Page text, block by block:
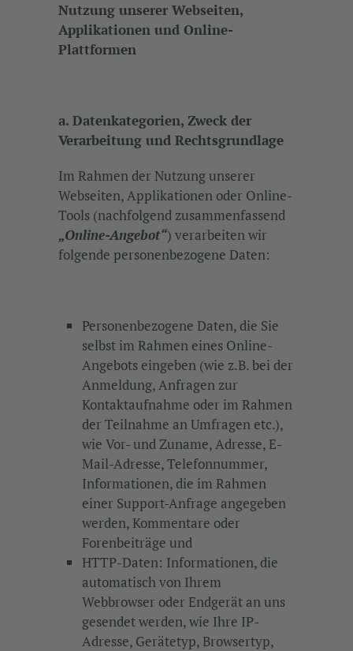
Nutzung unserer Webseiten,
Applikationen und Online-
Plattformen
a. Datenkategorien, Zweck der
Verarbeitung und Rechtsgrundlage
Im Rahmen der Nutzung unserer
Webseiten, Applikationen oder Online-
Tools (nachfolgend zusammenfassend
„Online-Angebot“) verarbeiten wir
folgende personenbezogene Daten:
Personenbezogene Daten, die Sie
selbst im Rahmen eines Online-
Angebots eingeben (wie z.B. bei der
Anmeldung, Anfragen zur
Kontaktaufnahme oder im Rahmen
der Teilnahme an Umfragen etc.),
wie Vor- und Zuname, Adresse, E-
Mail-Adresse, Telefonnummer,
Informationen, die im Rahmen
einer Support-Anfrage angegeben
werden, Kommentare oder
Forenbeiträge und
HTTP-Daten: Informationen, die
automatisch von Ihrem
Webbrowser oder Endgerät an uns
gesendet werden, wie Ihre IP-
Adresse, Gerätetyp, Browsertyp,